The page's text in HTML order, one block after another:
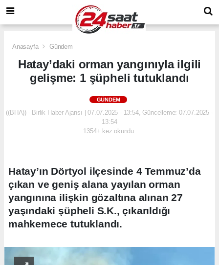
Anasayfa Gündem
Hatay’daki orman yangınıyla ilgili
gelişme: 1 şüpheli tutuklandı
GÜNDEM
((BHA)) - Birlik Haber Ajansı | 07.07.2025 - 13:54, Güncelleme: 07.07.2025 -
13:54
1354+ kez okundu.
Hatay’ın Dörtyol ilçesinde 4 Temmuz’da
çıkan ve geniş alana yayılan orman
yangınına ilişkin gözaltına alınan 27
yaşındaki şüpheli S.K., çıkarıldığı
mahkemece tutuklandı.